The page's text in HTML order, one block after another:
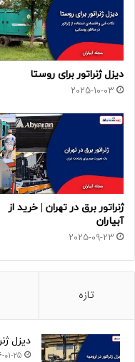
دیزل ژنراتور برای روستا
2025-10-03
ژنراتور برق در تهران | خرید از
آبیاران
2025-09-23
تازه
دیزل
01-25